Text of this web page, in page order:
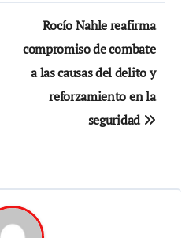
Rocío Nahle reafirma
compromiso de combate
a las causas del delito y
reforzamiento en la
seguridad